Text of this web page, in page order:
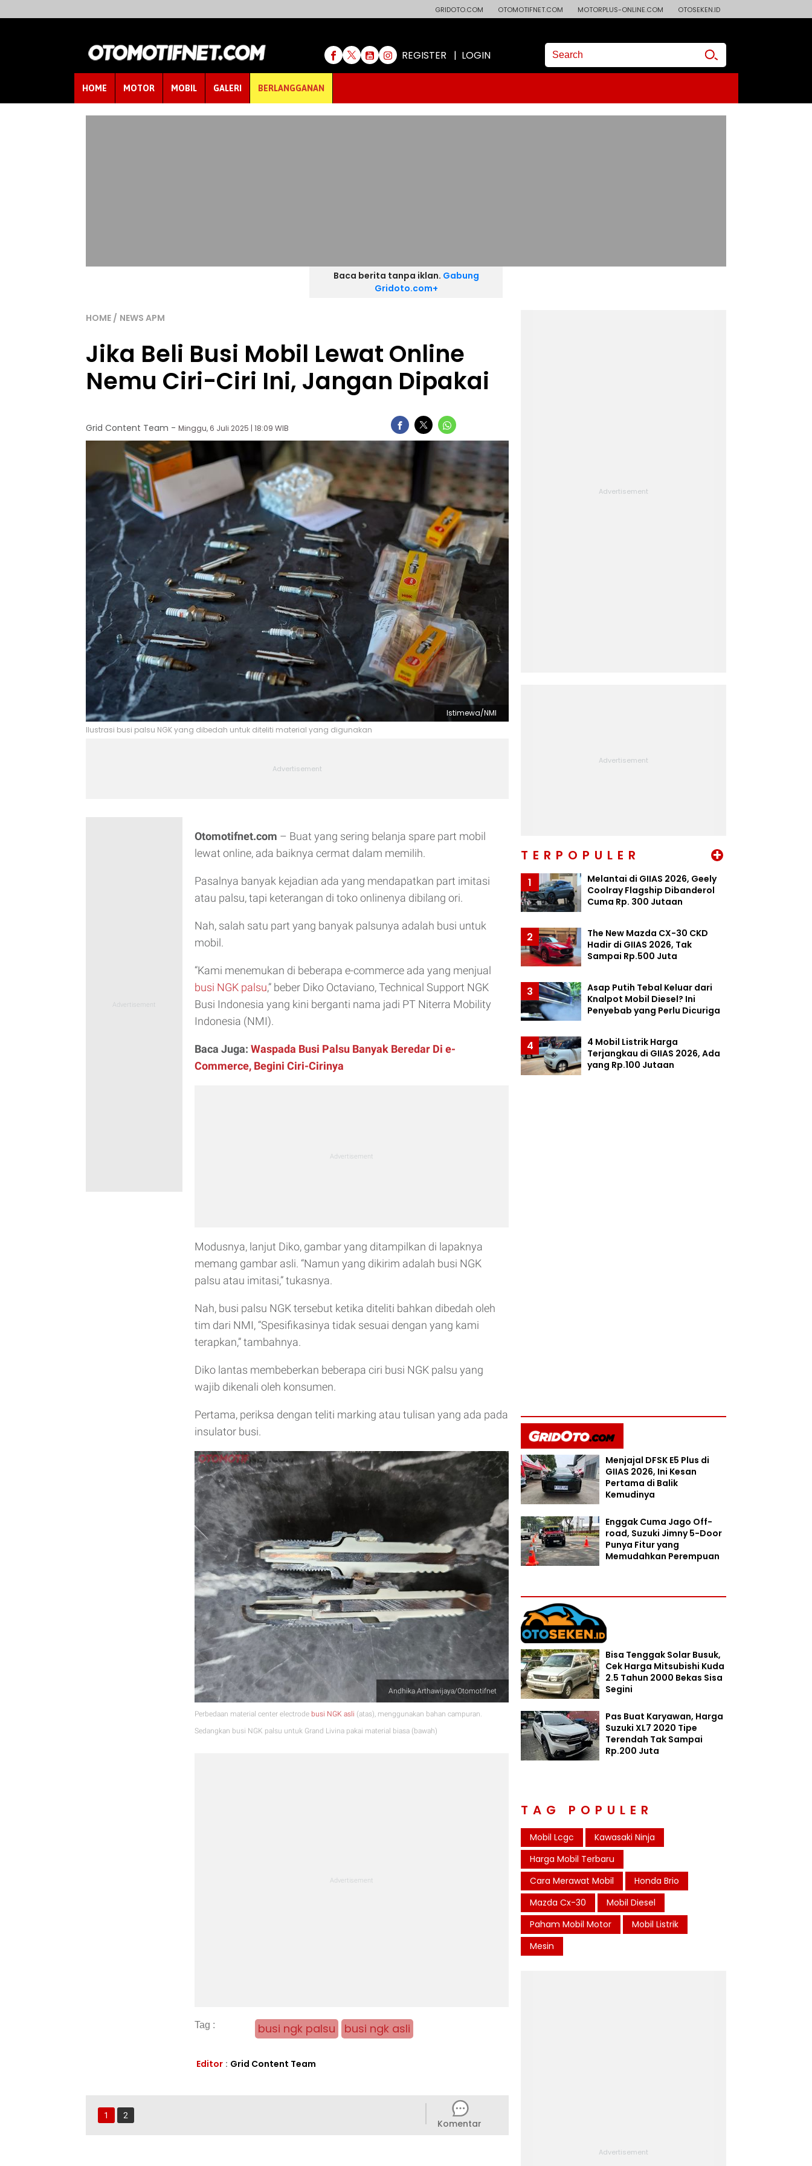
GRIDOTO.COM OTOMOTIFNET.COM MOTORPLUS-ONLINE.COM OTOSEKEN.ID
REGISTER | LOGIN
HOME MOTOR MOBIL GALERI BERLANGGANAN
Baca berita tanpa iklan. Gabung
Gridoto.com+
HOME NEWS APM
Jika Beli Busi Mobil Lewat Online
Nemu Ciri-Ciri Ini, Jangan Dipakai
Grid Content Team - Minggu, 6 Juli 2025 | 18:09 WIB
Istimewa/NMI
Ilustrasi busi palsu NGK yang dibedah untuk diteliti material yang digunakan
Otomotifnet.com – Buat yang sering belanja spare part mobil
lewat online, ada baiknya cermat dalam memilih.
Pasalnya banyak kejadian ada yang mendapatkan part imitasi
atau palsu, tapi keterangan di toko onlinenya dibilang ori.
Nah, salah satu part yang banyak palsunya adalah busi untuk
mobil.
“Kami menemukan di beberapa e-commerce ada yang menjual
busi NGK palsu,” beber Diko Octaviano, Technical Support NGK
Busi Indonesia yang kini berganti nama jadi PT Niterra Mobility
Indonesia (NMI).
Baca Juga: Waspada Busi Palsu Banyak Beredar Di e-
Commerce, Begini Ciri-Cirinya
Modusnya, lanjut Diko, gambar yang ditampilkan di lapaknya
memang gambar asli. “Namun yang dikirim adalah busi NGK
palsu atau imitasi,” tukasnya.
Nah, busi palsu NGK tersebut ketika diteliti bahkan dibedah oleh
tim dari NMI, “Spesifikasinya tidak sesuai dengan yang kami
terapkan,” tambahnya.
Diko lantas membeberkan beberapa ciri busi NGK palsu yang
wajib dikenali oleh konsumen.
Pertama, periksa dengan teliti marking atau tulisan yang ada pada
insulator busi.
Andhika Arthawijaya/Otomotifnet
Perbedaan material center electrode busi NGK asli (atas), menggunakan bahan campuran.
Sedangkan busi NGK palsu untuk Grand Livina pakai material biasa (bawah)
busi ngk palsu busi ngk asli
Editor : Grid Content Team
1 2
Komentar
TERPOPULER +
1
Melantai di GIIAS 2026, Geely
Coolray Flagship Dibanderol
Cuma Rp. 300 Jutaan
2
The New Mazda CX-30 CKD
Hadir di GIIAS 2026, Tak
Sampai Rp.500 Juta
3
Asap Putih Tebal Keluar dari
Knalpot Mobil Diesel? Ini
Penyebab yang Perlu Dicuriga
4
4 Mobil Listrik Harga
Terjangkau di GIIAS 2026, Ada
yang Rp.100 Jutaan
Menjajal DFSK E5 Plus di
GIIAS 2026, Ini Kesan
Pertama di Balik
Kemudinya
Enggak Cuma Jago Off-
road, Suzuki Jimny 5-Door
Punya Fitur yang
Memudahkan Perempuan
Bisa Tenggak Solar Busuk,
Cek Harga Mitsubishi Kuda
2.5 Tahun 2000 Bekas Sisa
Segini
Pas Buat Karyawan, Harga
Suzuki XL7 2020 Tipe
Terendah Tak Sampai
Rp.200 Juta
TAG POPULER
Mobil Lcgc
Kawasaki Ninja
Harga Mobil Terbaru
Cara Merawat Mobil
Honda Brio
Mazda Cx-30
Mobil Diesel
Paham Mobil Motor
Mobil Listrik
Mesin